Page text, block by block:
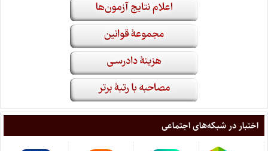
اختبار در شبکه‌های اجتماعی